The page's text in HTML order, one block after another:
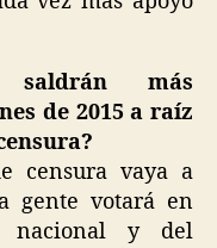
saldrán más
de 2015 a raíz
censura vaya a
gente votará en
nacional y del